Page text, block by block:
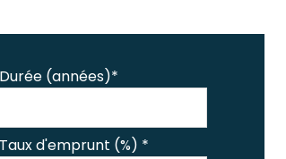
Durée (années)*
Taux d'emprunt (%) *